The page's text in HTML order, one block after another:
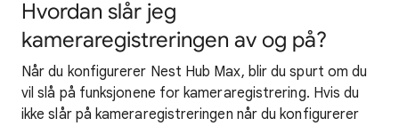
Hvordan slår jeg
kameraregistreringen av og på?
Når du konfigurerer Nest Hub Max, blir du spurt om du
vil slå på funksjonene for kameraregistrering. Hvis du
ikke slår på kameraregistreringen når du konfigurerer